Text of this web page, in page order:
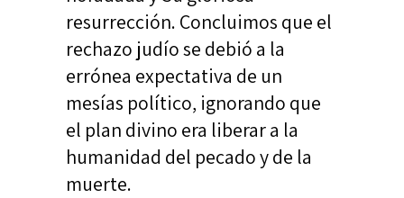
resurrección. Concluimos que el
rechazo judío se debió a la
errónea expectativa de un
mesías político, ignorando que
el plan divino era liberar a la
humanidad del pecado y de la
muerte.